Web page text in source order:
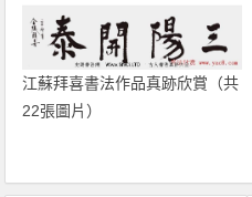
江蘇拜喜書法作品真跡欣賞（共
22張圖片）